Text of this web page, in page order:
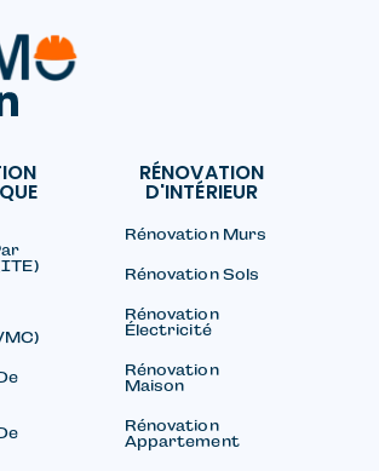
RÉNOVATION
D'INTÉRIEUR
Rénovation Murs
Rénovation Sols
Rénovation
Électricité
Rénovation
Maison
Rénovation
Appartement